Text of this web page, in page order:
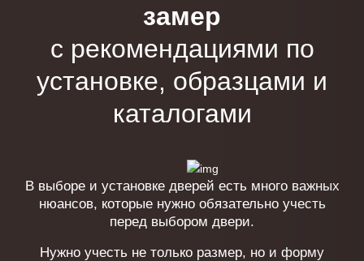
замер
с рекомендациями по
установке, образцами и
каталогами
В выборе и установке дверей есть много важных
нюансов, которые нужно обязательно учесть
перед выбором двери.
Нужно учесть не только размер, но и форму